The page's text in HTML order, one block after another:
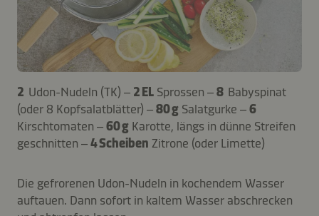
2 Udon-Nudeln (TK) – 2 EL Sprossen –8 Babyspinat
(oder 8 Kopfsalatblätter) –80 g Salatgurke –6
Kirschtomaten –60 g Karotte, längs in dünne Streifen
geschnitten –4 Scheiben Zitrone (oder Limette)
Die gefrorenen Udon-Nudeln in kochendem Wasser
auftauen. Dann sofort in kaltem Wasser abschrecken